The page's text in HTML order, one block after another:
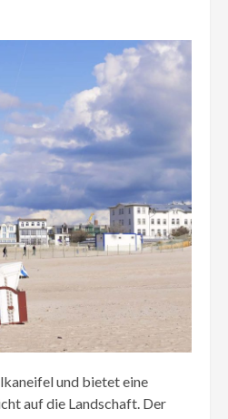
und bietet eine
auf die Landschaft. Der